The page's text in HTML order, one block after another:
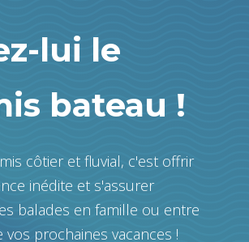
lui le
bateau !
côtier et fluvial, c'est offrir
inédite et s'assurer
balades en famille ou entre
vos prochaines vacances !